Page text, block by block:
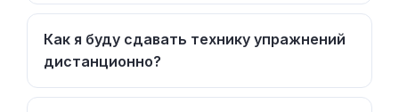
Как я буду сдавать технику упражнений
дистанционно?